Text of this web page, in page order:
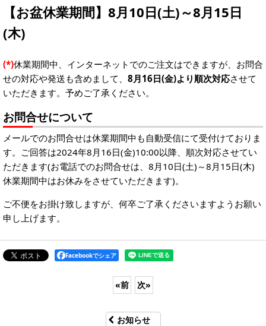
【お盆休業期間】8月10日(土)～8月15日
(木)
(*)休業期間中、インターネットでのご注文はできますが、お問合
せの対応や発送も含めまして、 8月16日(金)より順次対応させて
いただきます。予めご了承ください。
お問合せについて
メールでのお問合せは休業期間中も自動受信にて受付けておりま
す。ご回答は2024年8月16日(金)10:00以降、順次対応させてい
ただきます(お電話でのお問合せは、8月10日(土)～8月15日(木)
休業期間中はお休みをさせていただきます)。
ご不便をお掛け致しますが、何卒ご了承くださいますようお願い
申し上げます。
Facebookでシェア
«前 次»
お知らせ